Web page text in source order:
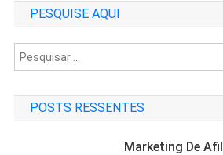
PESQUISE AQUI
POSTS RESSENTES
Marketing De